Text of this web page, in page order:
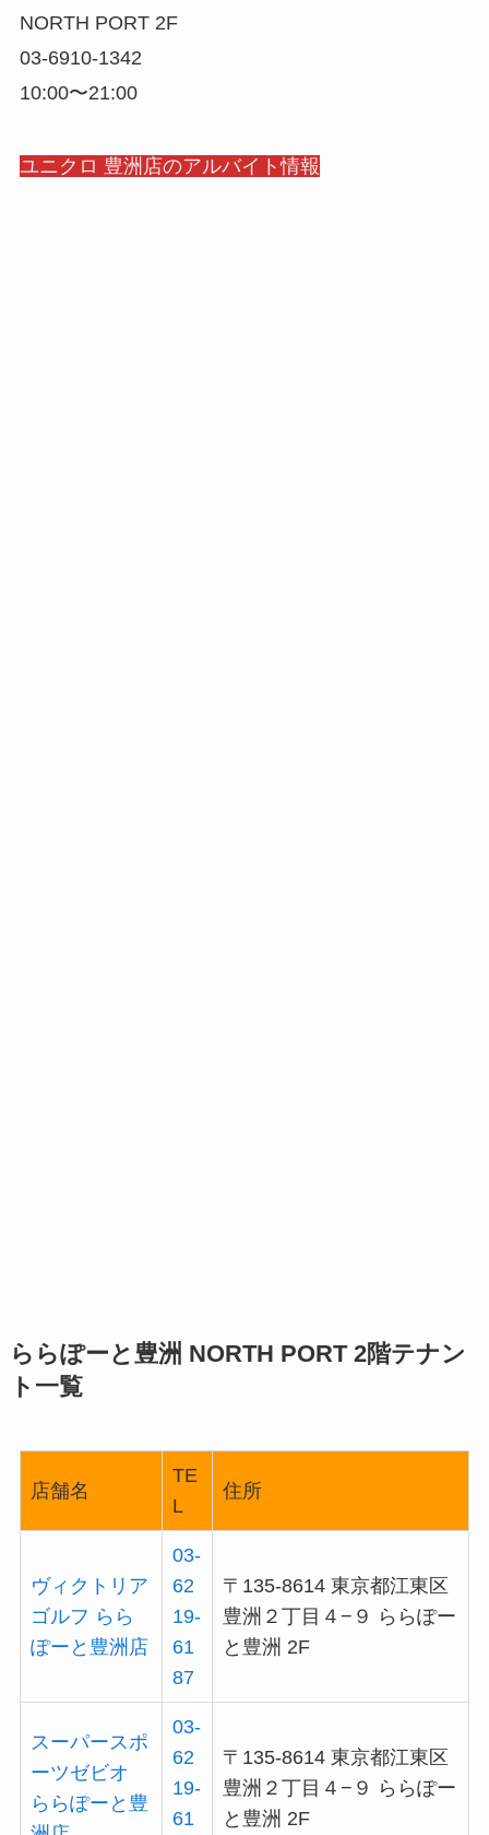
NORTH PORT 2F
03-6910-1342
10:00〜21:00
ユニクロ 豊洲店のアルバイト情報
ららぽーと豊洲 NORTH PORT 2階テナン
ト一覧
店舗名
TE
L
住所
ヴィクトリア
ゴルフ らら
ぽーと豊洲店
03-
62
19-
61
87
〒135-8614 東京都江東区
豊洲２丁目４−９ ららぽー
と豊洲 2F
スーパースポ
ーツゼビオ
ららぽーと豊
03-
62
19-
61
〒135-8614 東京都江東区
豊洲２丁目４−９ ららぽー
と豊洲 2F